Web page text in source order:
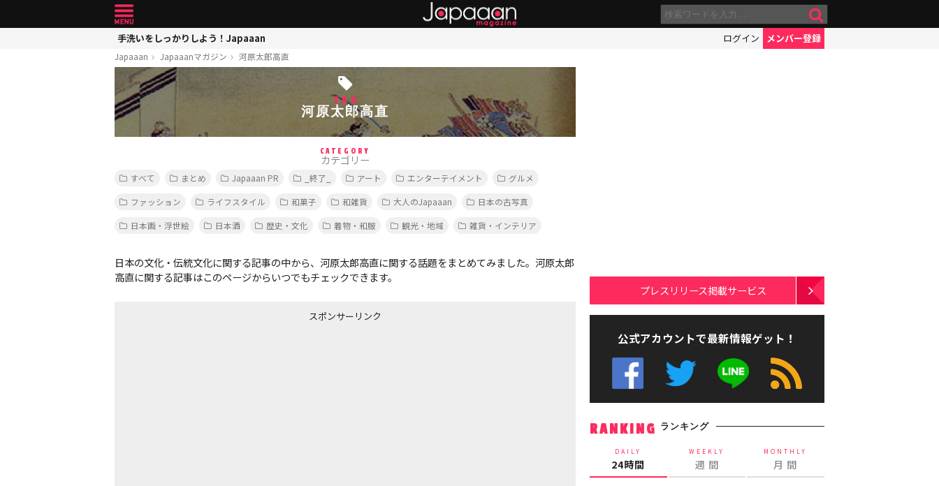
手洗いをしっかりしよう！Japaaan ログイン メンバー登録
Japaaan Japaaanマガジン 河原太郎高直
TAG
河原太郎高直
CATEGORY
カテゴリー
すべて まとめ Japaaan PR _終了_ アート エンターテイメント
グルメ
ファッション
ライフスタイル 和菓子 和雑貨 大人のJapaaan
日本の古写真
日本画・浮世絵
日本酒 歴史・文化 着物・和服 観光・地域 雑貨・インテリア
日本の文化・伝統文化に関する記事の中から、河原太郎高直に関する話題をまとめてみました。河原太郎
高直に関する記事はこのページからいつでもチェックできます。
スポンサーリンク
プレスリリース掲載サービス
公式アカウントで最新情報ゲット！
RANKING ランキング
DAILY
24時間
WEEKLY
週 間
MONTHLY
月 間